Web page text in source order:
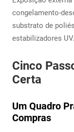
congelamento-
substrato de
estabilizadores UV.
Cinco
Certa
Um Quadro
Compras